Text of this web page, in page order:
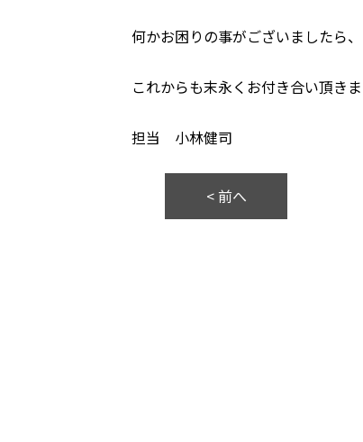
何かお困りの事がございましたら
これからも末永くお付き合い頂き
担当 小林健司
< 前へ